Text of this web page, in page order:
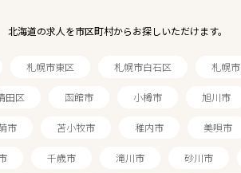
北海道の求人を市区町村からお探しいただけます。
札幌市東区 札幌市白石区 札幌
田区 函館市 小樽市 旭川市
市 苫小牧市 稚内市 美唄市
千歳市 滝川市 砂川市